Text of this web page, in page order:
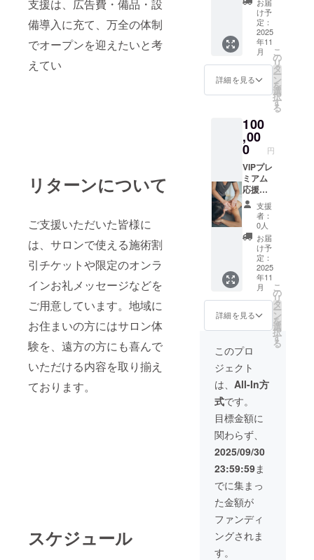
支援は、広告費・備品・設
備導入に充て、万全の体制
でオープンを迎えたいと考
えてい
リターンについて
ご支援いただいた皆様に
は、サロンで使える施術割
引チケットや限定のオンラ
インお礼メッセージなどを
ご用意しています。地域に
お住まいの方にはサロン体
験を、遠方の方にも喜んで
いただける内容を取り揃え
ております。
スケジュール
利用」
とお伝
えくだ
さい。 •
有効期
限：
12月末
まで 本
美容・
リラク
ゼー
ション
を目的
とした
施術で
あり、
法令に
基づく
医療行
為・診
療行為
には該
当いた
しませ
果には
個人差
います
ことを
あらか
じめご
了承く
ださ
い。 ま
た、本
リター
ンに健
康保険
は適用
されま
せん。
は当サ
ロン各
店舗
（出水
本店・
阿倍野
面店予
定）で
用いた
だけま
す。予
約時に
「クラ
ウド
ファン
ディン
グリ
ターン
利用」
とお伝
えくだ
さい。 •
有効期
限：
12月末
まで 本
ンは、
美容・
リラク
ゼー
を目的
とした
施術で
あり、
法令に
基づく
医療行
為・診
療行為
には該
当いた
しませ
ん。 効
ご購入
者様へ
ご案内
しま
す）
•【箕面
店】
11月2日
ン予定
（詳細
住所は
確定次
第ご案
内しま
す） ご
利用方
法：チ
ケット
は当サ
ロン各
店舗
（出水
本店・
阿倍野
店・箕
面店予
にご利
だけま
す。予
約時に
「クラ
ウド
ファン
ディン
グリ
利用」
とお伝
えくだ
さい。 •
有効期
限：
2025年
本店】
鹿児島
県出水
市 JR出
水駅近
辺（詳
細住所
内しま
す）
•【阿倍
野店】
大阪市
阿倍野
区 JR天
王寺駅
近辺
（詳細
住所は
ご購入
者様へ
ご案内
しま
す）
•【箕面
店】
11月2日
オープ
ン予定
（詳細
住所は
確定次
第ご案
内しま
す） ご
利用方
法：チ
ケット
は当サ
ロン各
店舗
（出水
本店・
阿倍野
店・箕
掲載(ご
希望者)
「本リ
ターン
は店舗
での施
術体験
チケッ
トで
下の店
舗から
ご希望
の場所
をお選
びいた
だけま
す。
•【出水
本店】
鹿児島
県出水
市 JR出
水駅近
辺（詳
細住所
はご購
入者様
へご案
内しま
す）
•【阿倍
野店】
大阪市
阿倍野
区 JR天
王寺駅
近辺
（詳細
住所は
ご購入
者様へ
ご案内
しま
す）
•【箕面
店】
2025年
け予
定：
2025
年11
月
詳細を見る
こ
の
リ
タ
ー
ン
を
選
択
す
る
100
,00
0 円
VIPプレ
ミアム
応援枠
SNS・
サロン
HP・店
舗にお
名前掲
載(ご希
望者)＋
特別フ
ルコー
ス施術
「本リ
ターン
は店舗
での施
術体験
チケッ
トで
す。 以
下の店
舗から
ご希望
の場所
をお選
びいた
だけま
す。
•【出水
本店】
鹿児島
県出水
支援
者：
0人
お届
け予
定：
2025
年11
月
詳細を見る
こ
の
リ
タ
ー
ン
を
選
択
す
る
このプロ
ジェクト
は、 All-In方
式です。
目標金額に
関わらず、
2025/09/30
23:59:59ま
でに集まっ
た金額が
ファンディ
ングされま
す。